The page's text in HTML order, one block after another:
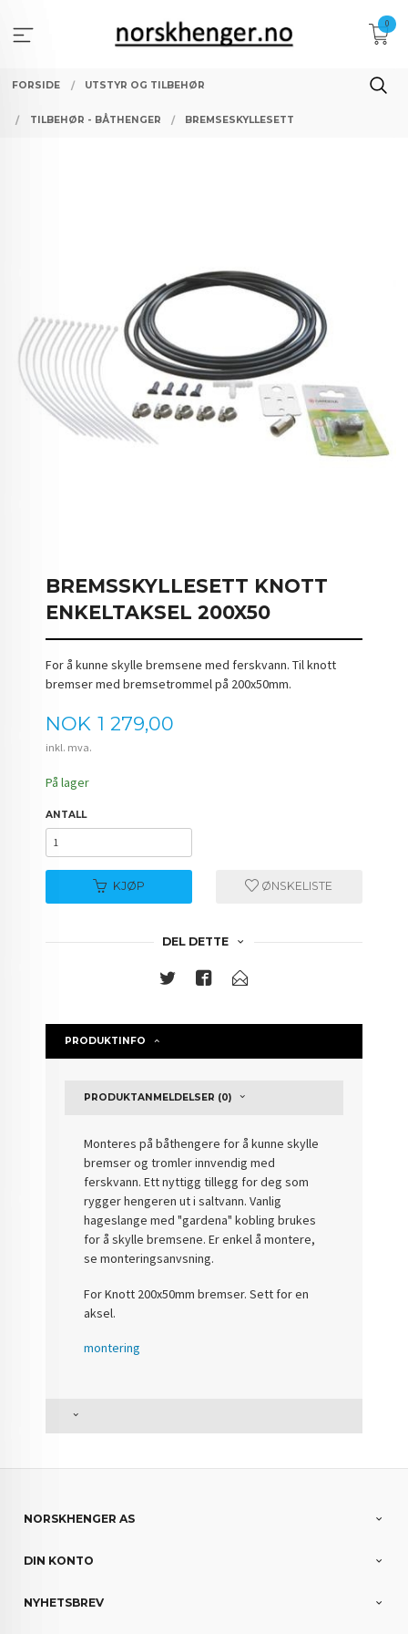
innholdet
0
FORSIDE UTSTYR OG TILBEHØR
TILBEHØR - BÅTHENGER BREMSESKYLLESETT
BREMSSKYLLESETT KNOTT
ENKELTAKSEL 200X50
For å kunne skylle bremsene med ferskvann. Til knott
bremser med bremsetrommel på 200x50mm.
Pris
NOK 1 279,00
inkl. mva.
På lager
ANTALL
KJØP ØNSKELISTE
DEL DETTE
PRODUKTINFO
PRODUKTANMELDELSER (0)
Monteres på båthengere for å kunne skylle
bremser og tromler innvendig med
ferskvann. Ett nyttigg tillegg for deg som
rygger hengeren ut i saltvann. Vanlig
hageslange med "gardena" kobling brukes
for å skylle bremsene. Er enkel å montere,
se monteringsanvsning.
For Knott 200x50mm bremser. Sett for en
aksel.
montering
NORSKHENGER AS
DIN KONTO
NYHETSBREV